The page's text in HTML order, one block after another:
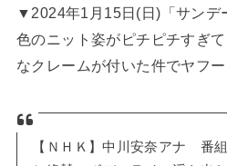
▼2024年1月15日(日)「サンデ
色のニット姿がピチピチすぎ
なクレームが付いた件でヤフ
【ＮＨＫ】中川安奈アナ 番